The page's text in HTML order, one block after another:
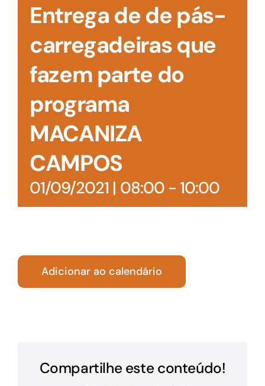
Entrega de de pás-
carregadeiras que
fazem parte do
programa
MACANIZA
CAMPOS
01/09/2021 | 08:00- 10:00
Adicionar ao calendário
Compartilhe este conteúdo!